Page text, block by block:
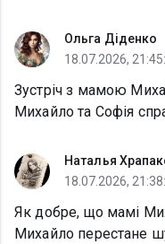
Ольга Діденко
18.07.2026,
Зустріч з мамою
Михайло та Софія
Наталья
18.07.2026,
Як добре, що мамі
Михайло перестане